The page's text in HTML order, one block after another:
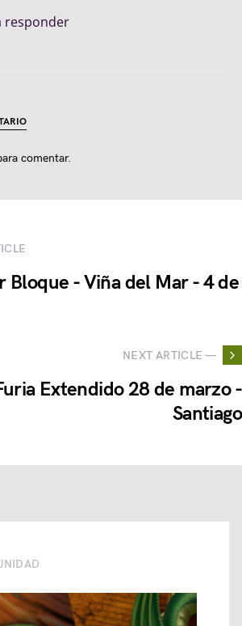
responder
comentar.
Bloque - Viña del Mar - 4 de
NEXT ARTICLE —
Extendido 28 de marzo -
Santiago